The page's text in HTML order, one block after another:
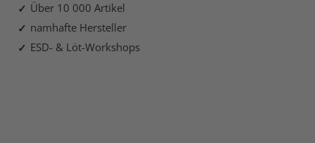
Über 10 000 Artikel
namhafte Hersteller
ESD- & Löt-Workshops